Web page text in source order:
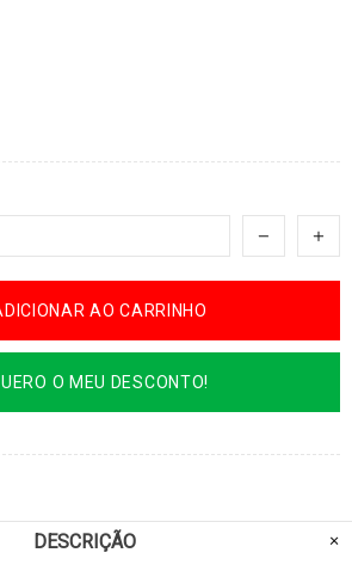
AO CARRINHO
O MEU DESCONTO!
DESCRIÇÃO